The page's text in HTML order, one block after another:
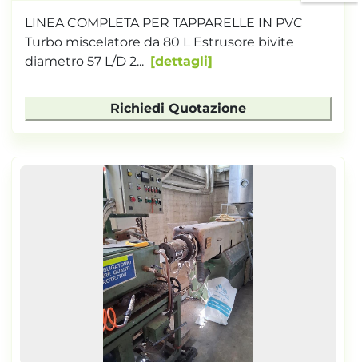
LINEA COMPLETA PER TAPPARELLE IN PVC
Turbo miscelatore da 80 L Estrusore bivite
diametro 57 L/D 2...
dettagli
Richiedi Quotazione